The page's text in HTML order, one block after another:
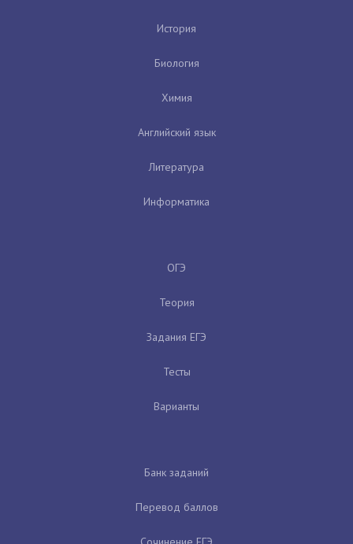
История
Биология
Химия
Английский язык
Литература
Информатика
ОГЭ
Теория
Задания ЕГЭ
Тесты
Варианты
Банк заданий
Перевод баллов